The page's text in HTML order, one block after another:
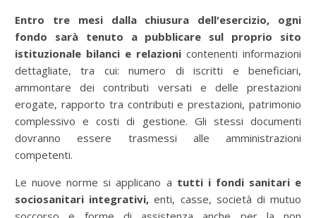
Entro tre mesi dalla chiusura dell'esercizio, ogni
fondo sarà tenuto a pubblicare sul proprio sito
istituzionale bilanci e relazioni contenenti informazioni
dettagliate, tra cui: numero di iscritti e beneficiari,
ammontare dei contributi versati e delle prestazioni
erogate, rapporto tra contributi e prestazioni, patrimonio
complessivo e costi di gestione. Gli stessi documenti
dovranno essere trasmessi alle amministrazioni
competenti.
Le nuove norme si applicano a tutti i fondi sanitari e
sociosanitari integrativi, enti, casse, società di mutuo